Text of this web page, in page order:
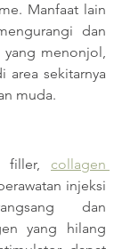
Manfaat lain
dan
yang menonjol,
sekitarnya
muda.
filler, collagen
injeksi
dan
yang hilang